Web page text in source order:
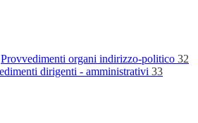
Provvedimenti organi indirizzo-politico 32
dirigenti - amministrativi 33